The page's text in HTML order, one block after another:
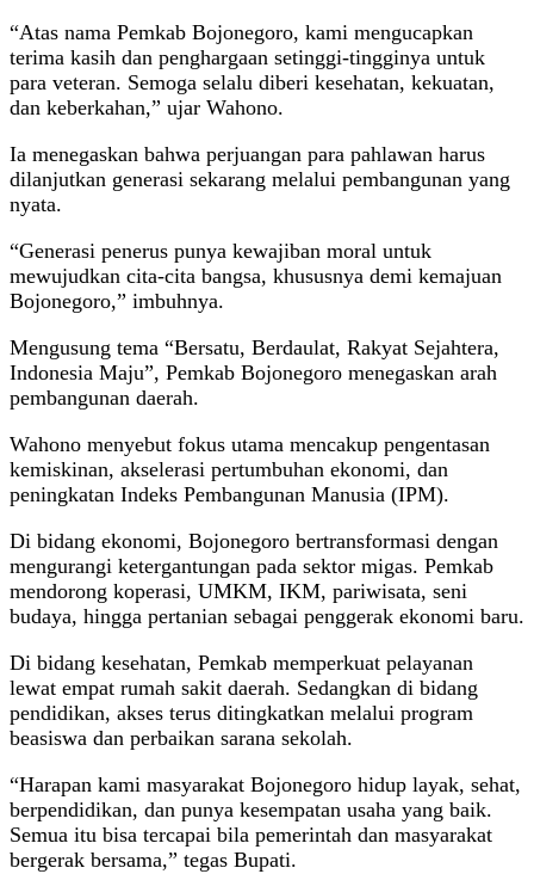
“Atas nama Pemkab Bojonegoro, kami mengucapkan
terima kasih dan penghargaan setinggi-tingginya untuk
para veteran. Semoga selalu diberi kesehatan, kekuatan,
dan keberkahan,” ujar Wahono.
Ia menegaskan bahwa perjuangan para pahlawan harus
dilanjutkan generasi sekarang melalui pembangunan yang
nyata.
“Generasi penerus punya kewajiban moral untuk
mewujudkan cita-cita bangsa, khususnya demi kemajuan
Bojonegoro,” imbuhnya.
Mengusung tema “Bersatu, Berdaulat, Rakyat Sejahtera,
Indonesia Maju”, Pemkab Bojonegoro menegaskan arah
pembangunan daerah.
Wahono menyebut fokus utama mencakup pengentasan
kemiskinan, akselerasi pertumbuhan ekonomi, dan
peningkatan Indeks Pembangunan Manusia (IPM).
Di bidang ekonomi, Bojonegoro bertransformasi dengan
mengurangi ketergantungan pada sektor migas. Pemkab
mendorong koperasi, UMKM, IKM, pariwisata, seni
budaya, hingga pertanian sebagai penggerak ekonomi baru.
Di bidang kesehatan, Pemkab memperkuat pelayanan
lewat empat rumah sakit daerah. Sedangkan di bidang
pendidikan, akses terus ditingkatkan melalui program
beasiswa dan perbaikan sarana sekolah.
“Harapan kami masyarakat Bojonegoro hidup layak, sehat,
berpendidikan, dan punya kesempatan usaha yang baik.
Semua itu bisa tercapai bila pemerintah dan masyarakat
bergerak bersama,” tegas Bupati.